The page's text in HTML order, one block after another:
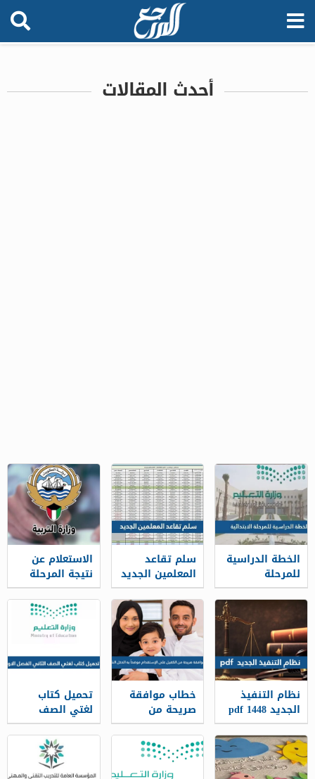
أحدث المقالات
الخطة الدراسية
للمرحلة
الابتدائية 1448
سلم تقاعد
المعلمين الجديد
1448
الاستعلام عن
نتيجة المرحلة
المتوسطة
بالرقم المدني
في الكويت
نظام التنفيذ
الجديد 1448 pdf
خطاب موافقة
صريحة من
الكفيل على
الإستقدام
موضحاً به الدخل
الشهري 1448
تحميل كتاب
لغتي الصف
الثاني الفصل
الاول 1448 pdf